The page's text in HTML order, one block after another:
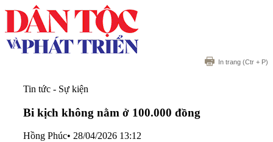
In trang (Ctr + P)
Tin tức - Sự kiện
Bi kịch không nằm ở 100.000 đồng
Hồng Phúc• 28/04/2026 13:12